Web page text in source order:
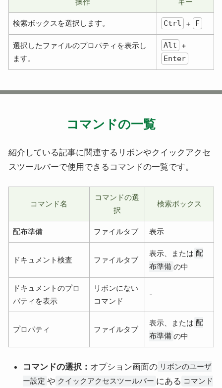
操作 キー
検索ボックスを選択します。 Ctrl + F
選択したファイルのプロパティを表示し
ます。
Alt
+
Enter
コマンドの一覧
紹介している記事に関連するリボンやクイックアクセ
スツールバーで使用できるコマンドの一覧です。
コマンド名
コマンドの選
択
検索ボックス
配布準備 ファイルタブ 表示
ドキュメント検査 ファイルタブ
表示、または 配
布準備 の中
ドキュメントのプロ
パティを表示
リボンにない
コマンド
-
プロパティ ファイルタブ
表示、または 配
布準備 の中
コマンドの選択： オプション画面の リボンのユーザ
ー設定 や クイックアクセスツールバー にある コマンド